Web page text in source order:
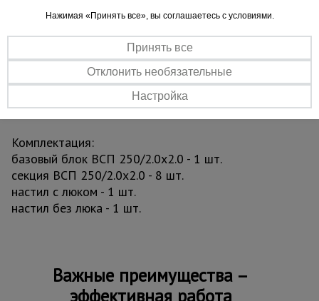
комфортно может разместиться рабочий с
необходимым оборудованием.
Модель изготовлена в соответствии с
требованиями ГОСТ Р 58755-2019.
Комплектация:
базовый блок ВСП 250/2.0х2.0 - 1 шт.
секция ВСП 250/2.0х2.0 - 8 шт.
настил с люком - 1 шт.
настил без люка - 1 шт.
Важные преимущества –
эффективная работа
Нажимая «Принять все», вы соглашаетесь с условиями.
Принять все
Отклонить необязательные
Настройка